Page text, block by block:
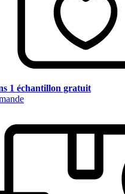
1 échantillon gratuit